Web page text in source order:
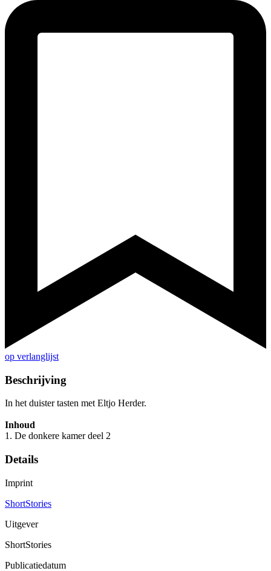
op verlanglijst
Beschrijving
In het duister tasten met Eltjo Herder.
Inhoud
1. De donkere kamer deel 2
Details
Imprint
ShortStories
Uitgever
ShortStories
Publicatiedatum